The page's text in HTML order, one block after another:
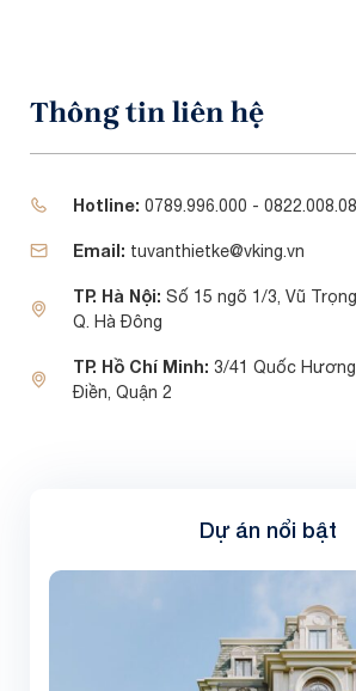
Thông tin liên hệ
Hotline: 0789.996.000 -
Email: tuvanthietke@vking.vn
TP. Hà Nội: Số 15 ngõ 1/3, Vũ
Q. Hà Đông
TP. Hồ Chí Minh: 3/41 Quốc
Điền, Quận 2
Dự án nổi bật